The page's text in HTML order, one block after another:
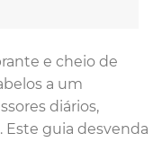
e cheio de
a um
diários,
guia desvenda